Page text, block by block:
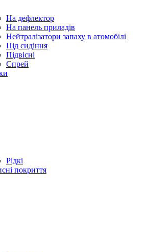
На дефлектор
На панель приладів
Нейтралізатори запаху в атомобілі
Під сидіння
Підвісні
Спрей
Рідкі
покриття